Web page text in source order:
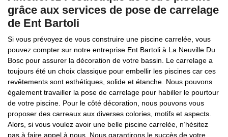
grâce aux services de pose de carrelage
de Ent Bartoli
Si vous prévoyez de vous construire une piscine carrelée, vous
pouvez compter sur notre entreprise Ent Bartoli à La Neuville Du
Bosc pour assurer la décoration de votre bassin. Le carrelage a
toujours été un choix classique pour embellir les piscines car ces
revêtements sont esthétiques, solide et étanche. Nous pouvons
également travailler la pose de carrelage pour habiller le pourtour
de votre piscine. Pour le côté décoration, nous pouvons vous
proposer des carreaux aux diverses colories, motifs et aspects.
Alors, si vous voulez avoir une belle piscine carrelée, n’hésitez
pas à faire appel à nous. Nous garantirons le succès de votre